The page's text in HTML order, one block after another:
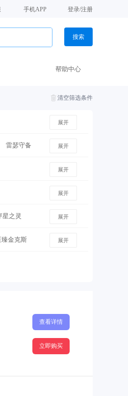
手机APP 登录/注册
搜索
帮助中心
清空筛选条件
展开
雷瑟守备 展开
展开
展开
星之灵 展开
臻金克斯 展开
查看详情
立即购买